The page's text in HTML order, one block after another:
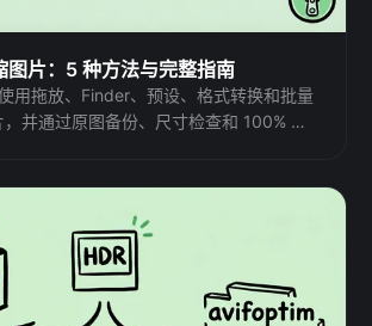
图片：5 种方法与完整指南
用拖放、Finder、预设、格式转换和批量
并通过原图备份、尺寸检查和 100% 预